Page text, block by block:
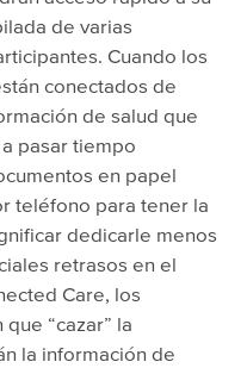
de varias
Cuando los
conectados de
de salud que
pasar tiempo
en papel
teléfono para tener la
dedicarle menos
retrasos en el
Care, los
“cazar” la
la información de